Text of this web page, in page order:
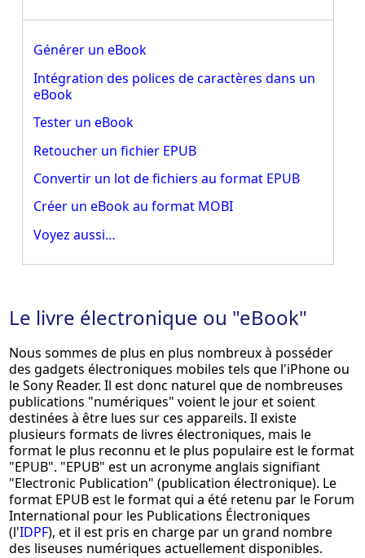
Générer un eBook
Intégration des polices de caractères dans un
eBook
Tester un eBook
Retoucher un fichier EPUB
Convertir un lot de fichiers au format EPUB
Créer un eBook au format MOBI
Voyez aussi…
Le livre électronique ou "eBook"
Nous sommes de plus en plus nombreux à posséder
des gadgets électroniques mobiles tels que l'iPhone ou
le Sony Reader. Il est donc naturel que de nombreuses
publications "numériques" voient le jour et soient
destinées à être lues sur ces appareils. Il existe
plusieurs formats de livres électroniques, mais le
format le plus reconnu et le plus populaire est le format
"EPUB". "EPUB" est un acronyme anglais signifiant
"Electronic Publication" (publication électronique). Le
format EPUB est le format qui a été retenu par le Forum
International pour les Publications Électroniques
(l'IDPF), et il est pris en charge par un grand nombre
des liseuses numériques actuellement disponibles.